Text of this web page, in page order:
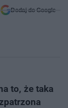
Dodaj do Google
to, że taka